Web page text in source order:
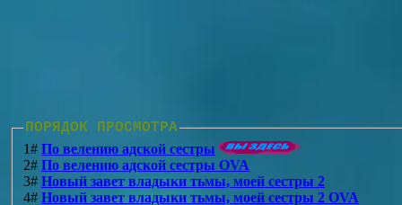
ПОРЯДОК ПРОСМОТРА
1# По велению адской сестры
2# По велению адской сестры OVA
3# Новый завет владыки тьмы, моей сестры 2
4# Новый завет владыки тьмы, моей сестры 2 OVA